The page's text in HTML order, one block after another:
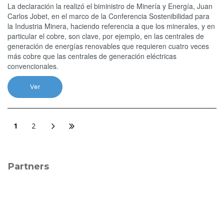
La declaración la realizó el biministro de Minería y Energía, Juan
Carlos Jobet, en el marco de la Conferencia Sostenibilidad para
la Industria Minera, haciendo referencia a que los minerales, y en
particular el cobre, son clave, por ejemplo, en las centrales de
generación de energías renovables que requieren cuatro veces
más cobre que las centrales de generación eléctricas
convencionales.
Ver
1 2
Partners